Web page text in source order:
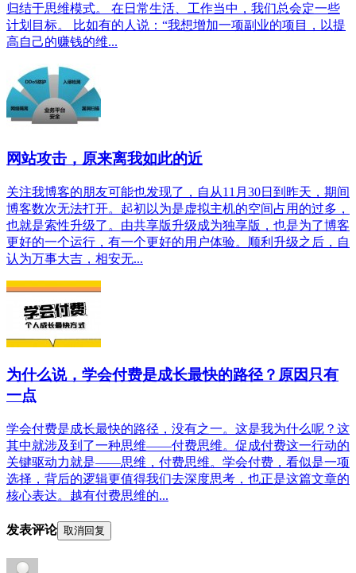
归结于思维模式。​ 在日常生活、工作当中，我们总会定一些
计划目标。 比如有的人说：“我想增加一项副业的项目，以提
高自己的赚钱的维...
网站攻击，原来离我如此的近
关注我博客的朋友可能也发现了，自从11月30日到昨天，期间
博客数次无法打开。起初以为是虚拟主机的空间占用的过多，
也就是索性升级了。由共享版升级成为独享版，也是为了博客
更好的一个运行，有一个更好的用户体验。顺利升级之后，自
认为万事大吉，相安无...
为什么说，学会付费是成长最快的路径？原因只有
一点
学会付费是成长最快的路径，没有之一。这是我为什么呢？这
其中就涉及到了一种思维——付费思维。促成付费这一行动的
关键驱动力就是——思维，付费思维。学会付费，看似是一项
选择，背后的逻辑更值得我们去深度思考，也正是这篇文章的
核心表达。越有付费思维的...
发表评论 取消回复